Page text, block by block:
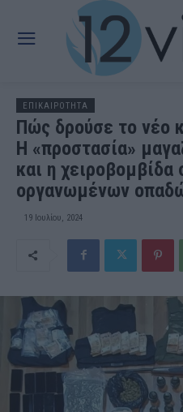
ΕΠΙΚΑΙΡΟΤΗΤΑ
Πώς δρούσε το νέο
Η «προστασία»
και η χειροβομβίδα
οργανωμένων
19 Ιουλίου, 2024